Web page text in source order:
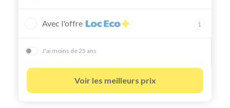
Avec l'offre
J'ai moins de 25 ans
Voir les meilleurs prix